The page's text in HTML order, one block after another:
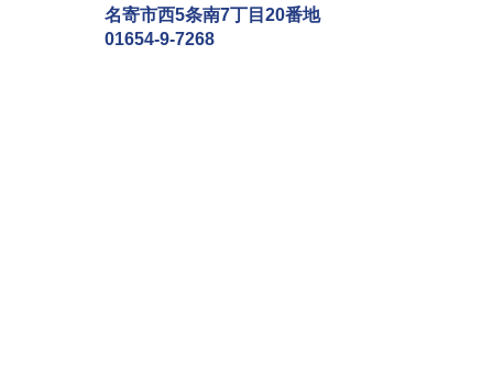
名寄市西5条南7丁目20番地
01654-9-7268